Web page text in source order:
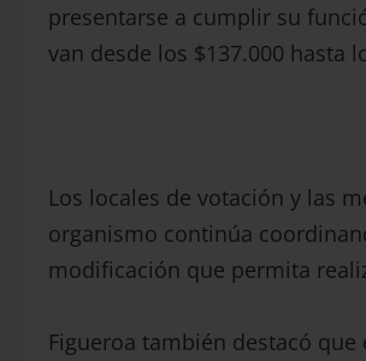
presentarse a cumplir su
van desde los $137.000 hasta
Los locales de votación y las
organismo continúa
modificación que permita
Figueroa también destacó